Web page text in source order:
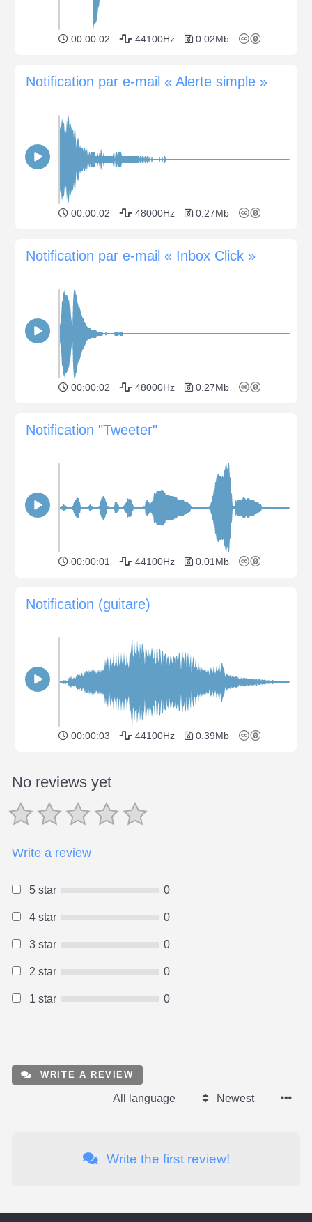
00:00:02 44100Hz 0.02Mb
Notification par e-mail « Alerte simple »
00:00:02 48000Hz 0.27Mb
Notification par e-mail « Inbox Click »
00:00:02 48000Hz 0.27Mb
Notification "Tweeter"
00:00:01 44100Hz 0.01Mb
Notification (guitare)
00:00:03 44100Hz 0.39Mb
No reviews yet
Write a review
5 star 0
4 star 0
3 star 0
2 star 0
1 star 0
WRITE A REVIEW
All language Newest
Write the first review!